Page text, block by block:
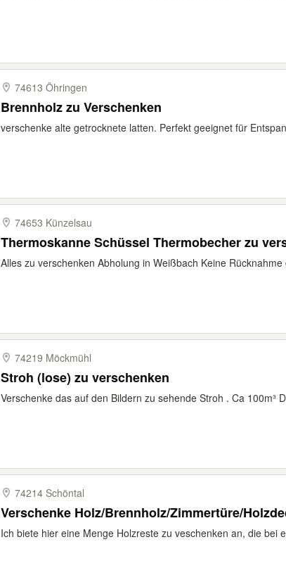
74613 Öhringen
Brennholz zu Verschenken
verschenke alte getrocknete latten. Perfekt geeignet für
74653 Künzelsau
Thermoskanne Schüssel Thermobecher zu
Alles zu verschenken Abholung in Weißbach Keine
74219 Möckmühl
Stroh (lose) zu verschenken
Verschenke das auf den Bildern zu sehende Stroh . Ca 100m³
74214 Schöntal
Verschenke Holz/Brennholz/Zimmertüre/
Ich biete hier eine Menge Holzreste zu veschenken an, die bei